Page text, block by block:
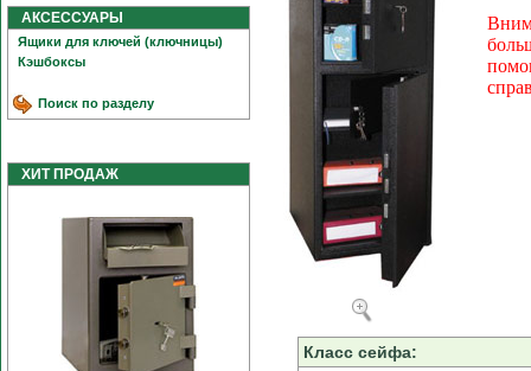
АКСЕССУАРЫ
Ящики для ключей (ключницы)
Кэшбоксы
Поиск по разделу
ХИТ ПРОДАЖ
Класс сейфа: